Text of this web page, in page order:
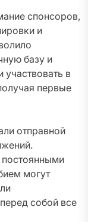
спонсоров,
и
базу и
участвовать в
первые
отправной
могут
собой все